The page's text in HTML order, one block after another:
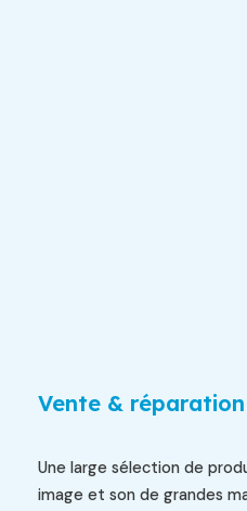
Vente &
Une large sélection de
image et son de grandes